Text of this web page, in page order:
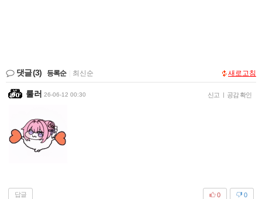
댓글(3) 등록순 최신순 새로고침
룰러 26-06-12 00:30 신고 | 공감 확인
답글 0
0